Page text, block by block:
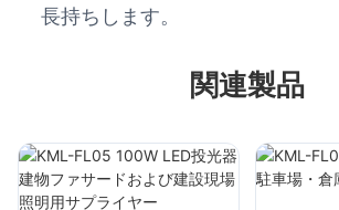
長持ちします。
関連製品